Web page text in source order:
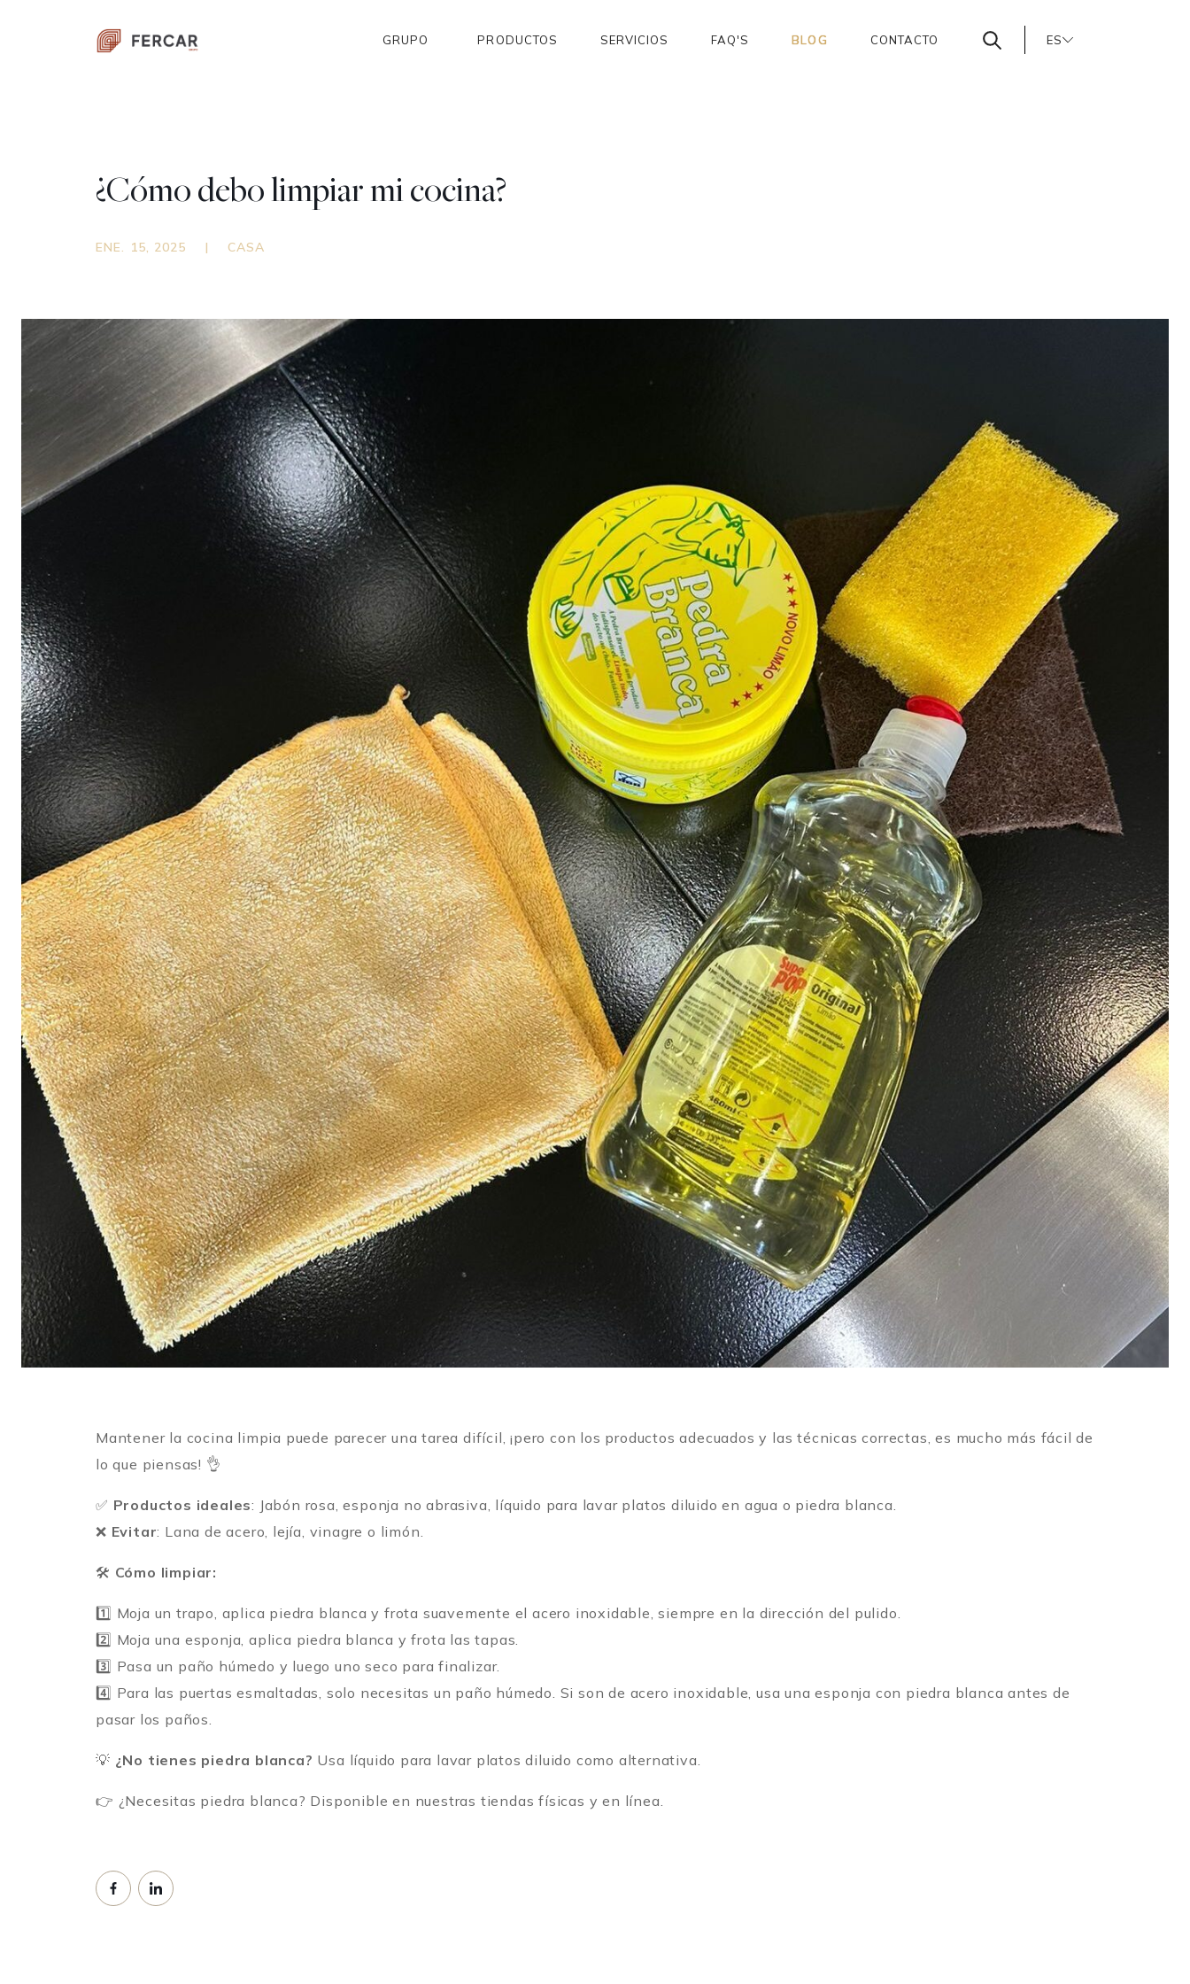
GRUPO PRODUCTOS SERVICIOS FAQ'S BLOG CONTACTO ES
PT
¿Cómo debo limpiar mi cocina?
ENE. 15, 2025 | CASA
Mantener la cocina limpia puede parecer una tarea difícil, ¡pero con los productos adecuados y las técnicas correctas, es mucho más fácil de
lo que piensas! 👌
✅ Productos ideales: Jabón rosa, esponja no abrasiva, líquido para lavar platos diluido en agua o piedra blanca.
❌ Evitar: Lana de acero, lejía, vinagre o limón.
🛠️ Cómo limpiar:
1️⃣ Moja un trapo, aplica piedra blanca y frota suavemente el acero inoxidable, siempre en la dirección del pulido.
2️⃣ Moja una esponja, aplica piedra blanca y frota las tapas.
3️⃣ Pasa un paño húmedo y luego uno seco para finalizar.
4️⃣ Para las puertas esmaltadas, solo necesitas un paño húmedo. Si son de acero inoxidable, usa una esponja con piedra blanca antes de
pasar los paños.
💡 ¿No tienes piedra blanca? Usa líquido para lavar platos diluido como alternativa.
👉 ¿Necesitas piedra blanca? Disponible en nuestras tiendas físicas y en línea.